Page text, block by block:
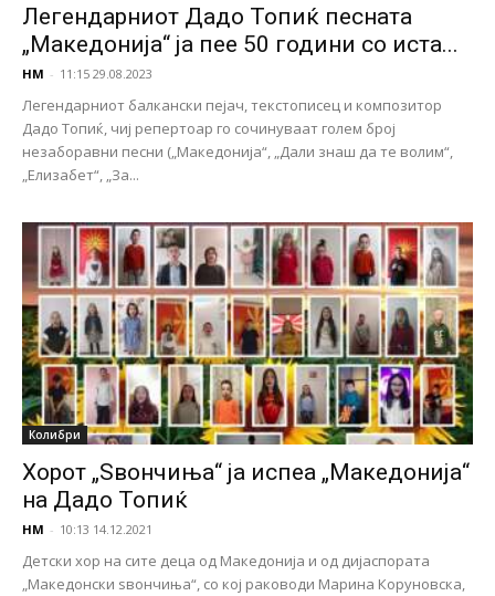
Легендарниот Дадо Топиќ песната
„Македонија“ ја пее 50 години со иста...
НМ - 11:15 29.08.2023
Легендарниот балкански пејач, текстописец и композитор
Дадо Топиќ, чиј репертоар го сочинуваат голем број
незаборавни песни („Македонија“, „Дали знаш да те волим“,
„Елизабет“, „За...
Колибри
Хорот „Ѕвончиња“ ја испеа „Македонија“
на Дадо Топиќ
НМ - 10:13 14.12.2021
Детски хор на сите деца од Македонија и од дијаспората
„Македонски ѕвончиња“, со кој раководи Марина Коруновска,